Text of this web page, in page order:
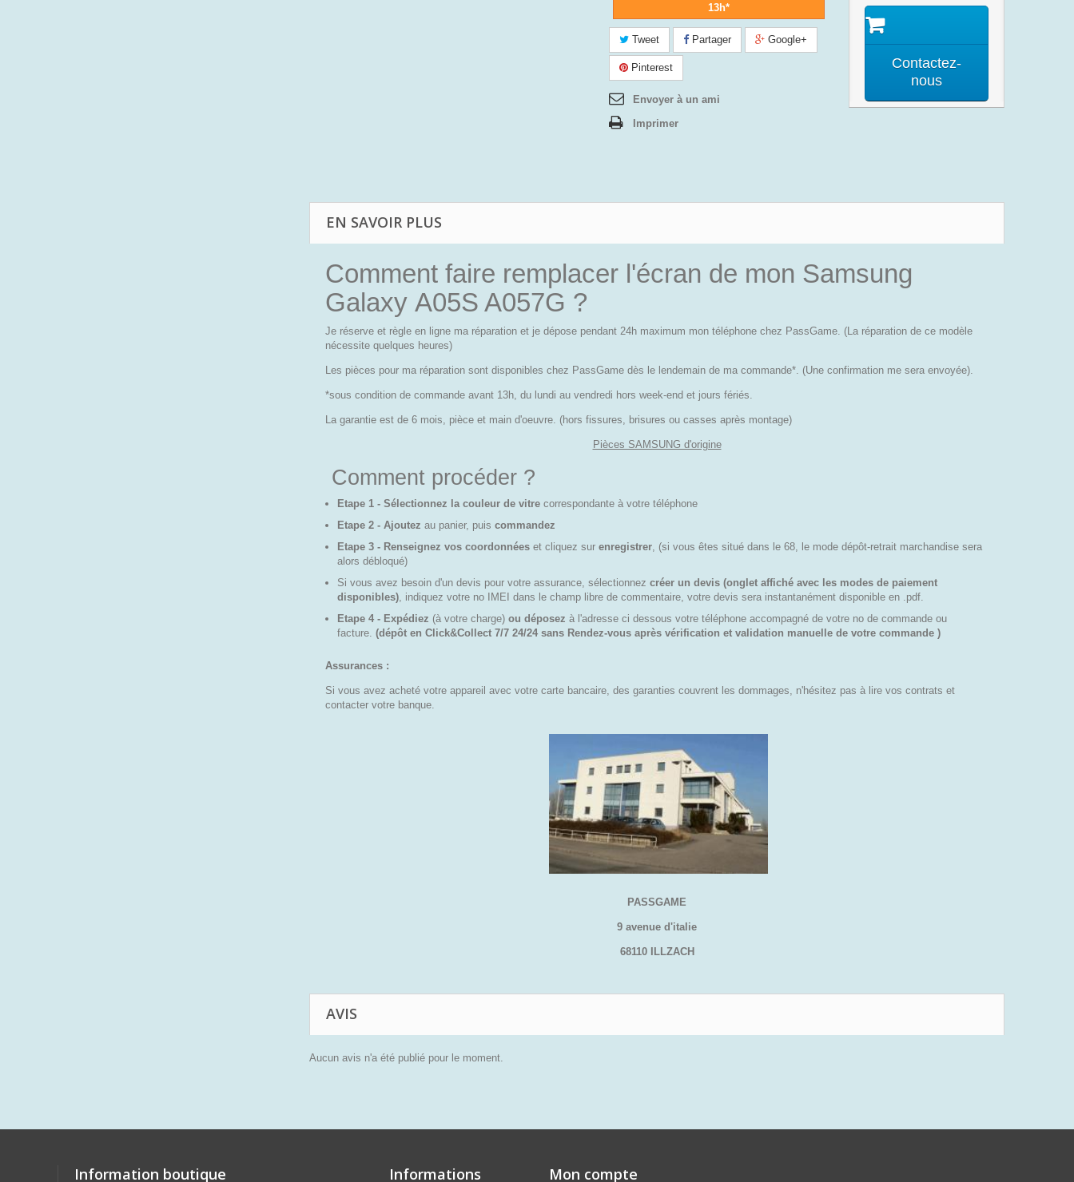
13h*
Tweet Partager Google+
Pinterest
Envoyer à un ami
Imprimer
Contactez-
nous
EN SAVOIR PLUS
Comment faire remplacer l'écran de mon Samsung
Galaxy A05S A057G ?
Je réserve et règle en ligne ma réparation et je dépose pendant 24h maximum mon téléphone chez PassGame. (La réparation de ce modèle
nécessite quelques heures)
Les pièces pour ma réparation sont disponibles chez PassGame dès le lendemain de ma commande*. (Une confirmation me sera envoyée).
*sous condition de commande avant 13h, du lundi au vendredi hors week-end et jours fériés.
La garantie est de 6 mois, pièce et main d'oeuvre. (hors fissures, brisures ou casses après montage)
Pièces SAMSUNG d'origine
Comment procéder ?
Etape 1 - Sélectionnez la couleur de vitre correspondante à votre téléphone
Etape 2 - Ajoutez au panier, puis commandez
Etape 3 - Renseignez vos coordonnées et cliquez sur enregistrer, (si vous êtes situé dans le 68, le mode dépôt-retrait marchandise sera
alors débloqué)
Si vous avez besoin d'un devis pour votre assurance, sélectionnez créer un devis (onglet affiché avec les modes de paiement
disponibles), indiquez votre no IMEI dans le champ libre de commentaire, votre devis sera instantanément disponible en .pdf.
Etape 4 - Expédiez (à votre charge) ou déposez à l'adresse ci dessous votre téléphone accompagné de votre no de commande ou
facture. (dépôt en Click&Collect 7/7 24/24 sans Rendez-vous après vérification et validation manuelle de votre commande )
Assurances :
Si vous avez acheté votre appareil avec votre carte bancaire, des garanties couvrent les dommages, n'hésitez pas à lire vos contrats et
contacter votre banque.
PASSGAME
9 avenue d'italie
68110 ILLZACH
AVIS
Aucun avis n'a été publié pour le moment.
Information boutique Informations Mon compte